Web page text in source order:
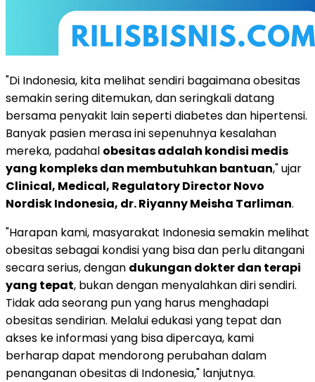
"Di Indonesia, kita melihat sendiri bagaimana obesitas
semakin sering ditemukan, dan seringkali datang
bersama penyakit lain seperti diabetes dan hipertensi.
Banyak pasien merasa ini sepenuhnya kesalahan
mereka, padahal obesitas adalah kondisi medis
yang kompleks dan membutuhkan bantuan," ujar
Clinical, Medical, Regulatory Director Novo
Nordisk Indonesia, dr. Riyanny Meisha Tarliman.
"Harapan kami, masyarakat Indonesia semakin melihat
obesitas sebagai kondisi yang bisa dan perlu ditangani
secara serius, dengan dukungan dokter dan terapi
yang tepat, bukan dengan menyalahkan diri sendiri.
Tidak ada seorang pun yang harus menghadapi
obesitas sendirian. Melalui edukasi yang tepat dan
akses ke informasi yang bisa dipercaya, kami
berharap dapat mendorong perubahan dalam
penanganan obesitas di Indonesia," lanjutnya.